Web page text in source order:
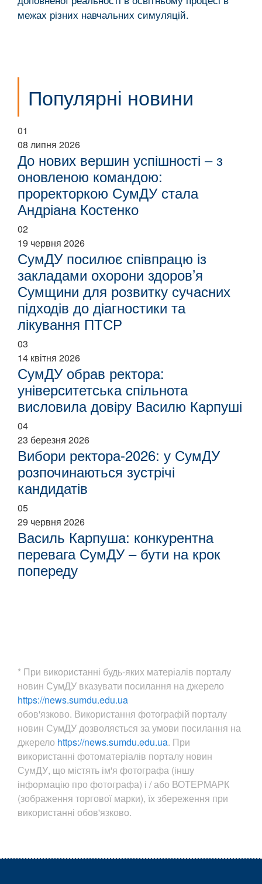
межах різних навчальних симуляцій.
Популярні новини
01
08 липня 2026
До нових вершин успішності – з
оновленою командою:
проректоркою СумДУ стала
Андріана Костенко
02
19 червня 2026
СумДУ посилює співпрацю із
закладами охорони здоров’я
Сумщини для розвитку сучасних
підходів до діагностики та
лікування ПТСР
03
14 квітня 2026
СумДУ обрав ректора:
університетська спільнота
висловила довіру Василю Карпуші
04
23 березня 2026
Вибори ректора-2026: у СумДУ
розпочинаються зустрічі
кандидатів
05
29 червня 2026
Василь Карпуша: конкурентна
перевага СумДУ – бути на крок
попереду
* При використанні будь-яких матеріалів порталу
новин СумДУ вказувати посилання на джерело
https://news.sumdu.edu.ua
обов'язково. Використання фотографій порталу
новин СумДУ дозволяється за умови посилання на
джерело https://news.sumdu.edu.ua. При
використанні фотоматеріалів порталу новин
СумДУ, що містять ім'я фотографа (іншу
інформацію про фотографа) і / або ВОТЕРМАРК
(зображення торгової марки), їх збереження при
використанні обов'язково.